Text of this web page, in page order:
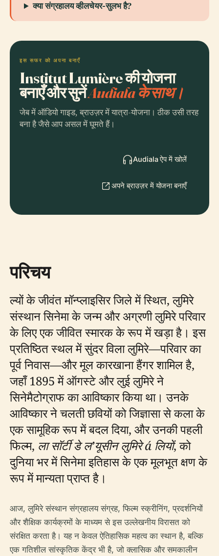
क्या संग्रहालय व्हीलचेयर-सुलभ है?
इस सफर को अपना बनाएँ
Institut Lumière की योजना
बनाएँ और सुनेंAudiala के साथ।
जेब में ऑडियो गाइड, ब्राउज़र में यात्रा-योजना। ठीक उसी तरह
बना है जैसे आप असल में घूमते हैं।
Audiala ऐप में खोलें
अपने ब्राउज़र में योजना बनाएँ
परिचय
ल्यों के जीवंत मॉन्प्लाइसिर जिले में स्थित, लुमिरे
संस्थान सिनेमा के जन्म और अग्रणी लुमिरे परिवार
के लिए एक जीवित स्मारक के रूप में खड़ा है। इस
प्रतिष्ठित स्थल में सुंदर विला लुमिरे—परिवार का
पूर्व निवास—और मूल कारखाना हैंगर शामिल है,
जहाँ 1895 में ऑगस्टे और लुई लुमिरे ने
सिनेमैटोग्राफ का आविष्कार किया था। उनके
आविष्कार ने चलती छवियों को जिज्ञासा से कला के
एक सामूहिक रूप में बदल दिया, और उनकी पहली
फिल्म, ला सॉर्टी डे ल’यूसीन लुमिरे á लियों, को
दुनिया भर में सिनेमा इतिहास के एक मूलभूत क्षण के
रूप में मान्यता प्राप्त है।
आज, लुमिरे संस्थान संग्रहालय संग्रह, फिल्म स्क्रीनिंग, प्रदर्शनियों
और शैक्षिक कार्यक्रमों के माध्यम से इस उल्लेखनीय विरासत को
संरक्षित करता है। यह न केवल ऐतिहासिक महत्व का स्थान है, बल्कि
एक गतिशील सांस्कृतिक केंद्र भी है, जो क्लासिक और समकालीन